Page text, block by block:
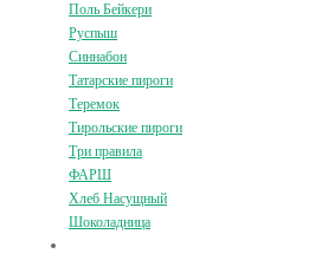
Поль Бейкери
Руспыш
Синнабон
Татарские пироги
Теремок
Тирольские пироги
Три правила
ФАРШ
Хлеб Насущный
Шоколадница